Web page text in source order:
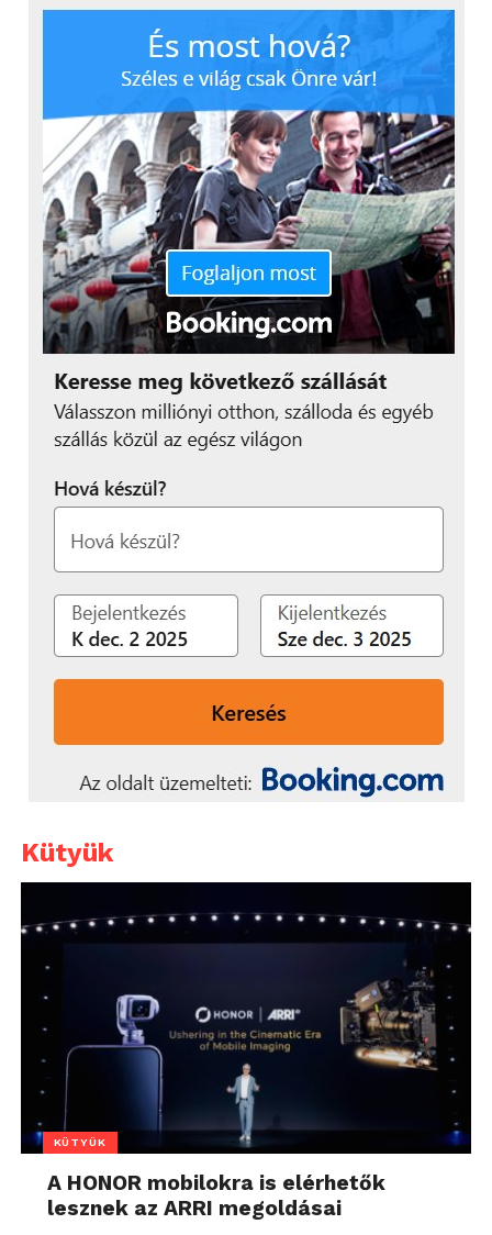
Kütyük
KÜTYÜK
A HONOR mobilokra is elérhetők
lesznek az ARRI megoldásai